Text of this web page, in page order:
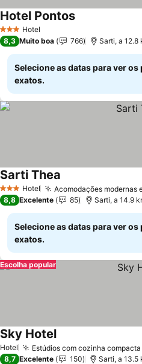
3 EstrelasHotel
Hotel Pontos
8,3 Muito boa 766 Sarti, a 12.8
Selecione as datas para ver os
exatos.
3 EstrelasHotel Acomodações modernas
Sarti Thea
8,8 Excelente 85 Sarti, a 14.9
Selecione as datas para ver os
exatos.
Escolha popular
Hotel Estúdios com cozinha
Sky Hotel
8,7 Excelente 150 Sarti, a 13.5